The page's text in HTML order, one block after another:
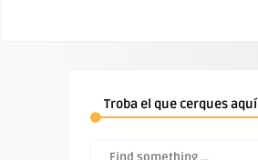
Troba el que cerques aquí